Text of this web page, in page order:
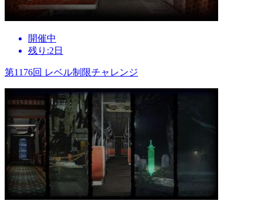
開催中
残り:2日
第1176回 レベル制限チャレンジ